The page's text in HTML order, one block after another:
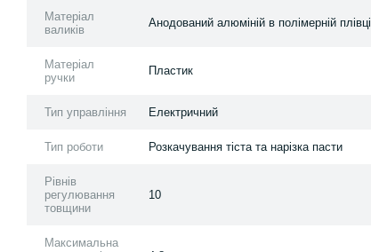
Матеріал
валиків
Анодований алюміній в полімерній плівці
Матеріал
ручки
Пластик
Тип управління Електричний
Тип роботи Розкачування тіста та нарізка пасти
Рівнів
регулювання
товщини
10
Максимальна